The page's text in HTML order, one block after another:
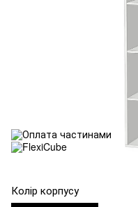
Колір корпусу